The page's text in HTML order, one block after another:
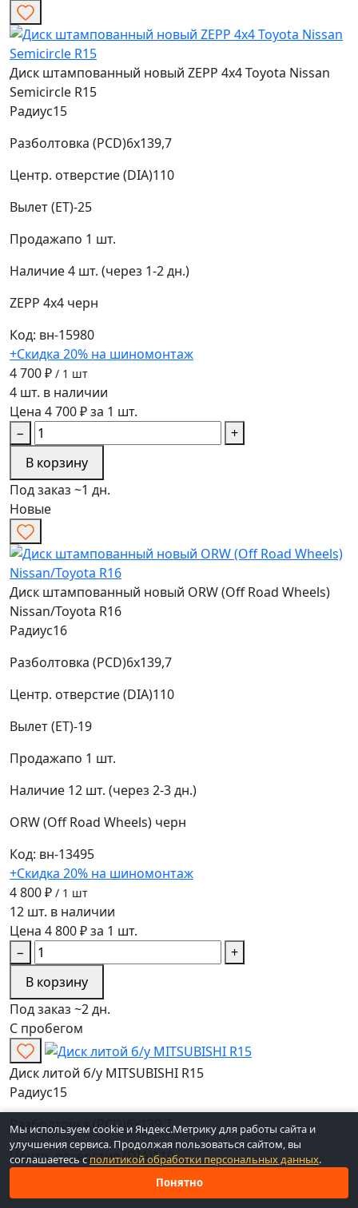
Диск штампованный новый ZEPP 4х4 Toyota Nissan
Semicircle R15
Радиус15
Разболтовка (PCD)6x139,7
Центр. отверстие (DIA)110
Вылет (ET)-25
Продажапо 1 шт.
Наличие4 шт. (через 1-2 дн.)
ZEPP 4х4 черн
Код: вн-15980
+Скидка 20% на шиномонтаж
4 700 ₽ / 1 шт
4 шт. в наличии
Цена 4 700 ₽ за 1 шт.
−
+
В корзину
Под заказ ~1 дн.
Новые
Диск штампованный новый ORW (Off Road Wheels)
Nissan/Toyota R16
Радиус16
Разболтовка (PCD)6x139,7
Центр. отверстие (DIA)110
Вылет (ET)-19
Продажапо 1 шт.
Наличие 12 шт. (через 2-3 дн.)
ORW (Off Road Wheels) черн
Код: вн-13495
+Скидка 20% на шиномонтаж
4 800 ₽ / 1 шт
12 шт. в наличии
Цена 4 800 ₽ за 1 шт.
−
+
В корзину
Под заказ ~2 дн.
С пробегом
Диск литой б/у MITSUBISHI R15
Радиус15
Разболтовка (PCD)6x139,7
Центр. отверстие (DIA)110
Мы используем cookie и Яндекс.Метрику для работы сайта и
улучшения сервиса. Продолжая пользоваться сайтом, вы
соглашаетесь с политикой обработки персональных данных.
Понятно